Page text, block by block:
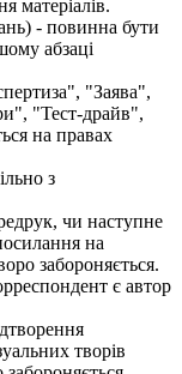
матеріалів.
- повинна бути
абзаці
"Заява",
"Тест-драйв",
на правах
з
чи наступне
на
забороняється.
є автор
творів